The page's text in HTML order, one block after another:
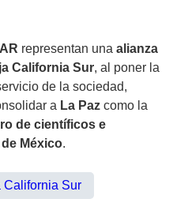
representan una alianza
California Sur, al poner la
de la sociedad,
a La Paz como la
de científicos e
México.
California Sur